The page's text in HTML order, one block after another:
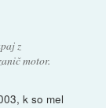
z
motor.
k so mel